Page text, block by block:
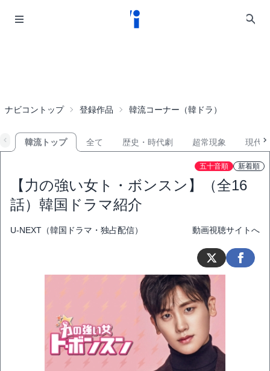
ナビコントップ 登録作品 韓流コーナー（韓ドラ）
韓流トップ 全て 歴史・時代劇 超常現象 現代
五十音順 新着順
【力の強い女ト・ボンスン】（全16
話）韓国ドラマ紹介
U-NEXT（韓国ドラマ・独占配信） 動画視聴サイトへ